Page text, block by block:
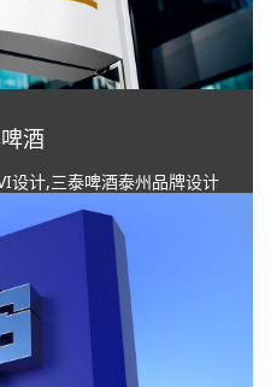
酒
设计,三泰啤酒泰州品牌设计